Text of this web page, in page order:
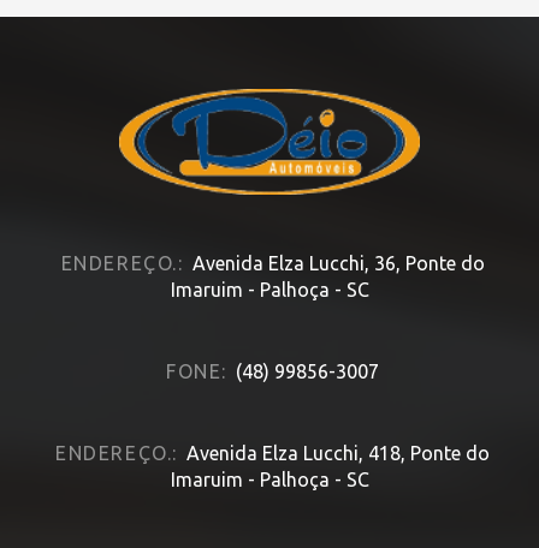
ENDEREÇO.: Avenida Elza Lucchi, 36, Ponte do
Imaruim - Palhoça - SC
FONE: (48) 99856-3007
ENDEREÇO.: Avenida Elza Lucchi, 418, Ponte do
Imaruim - Palhoça - SC